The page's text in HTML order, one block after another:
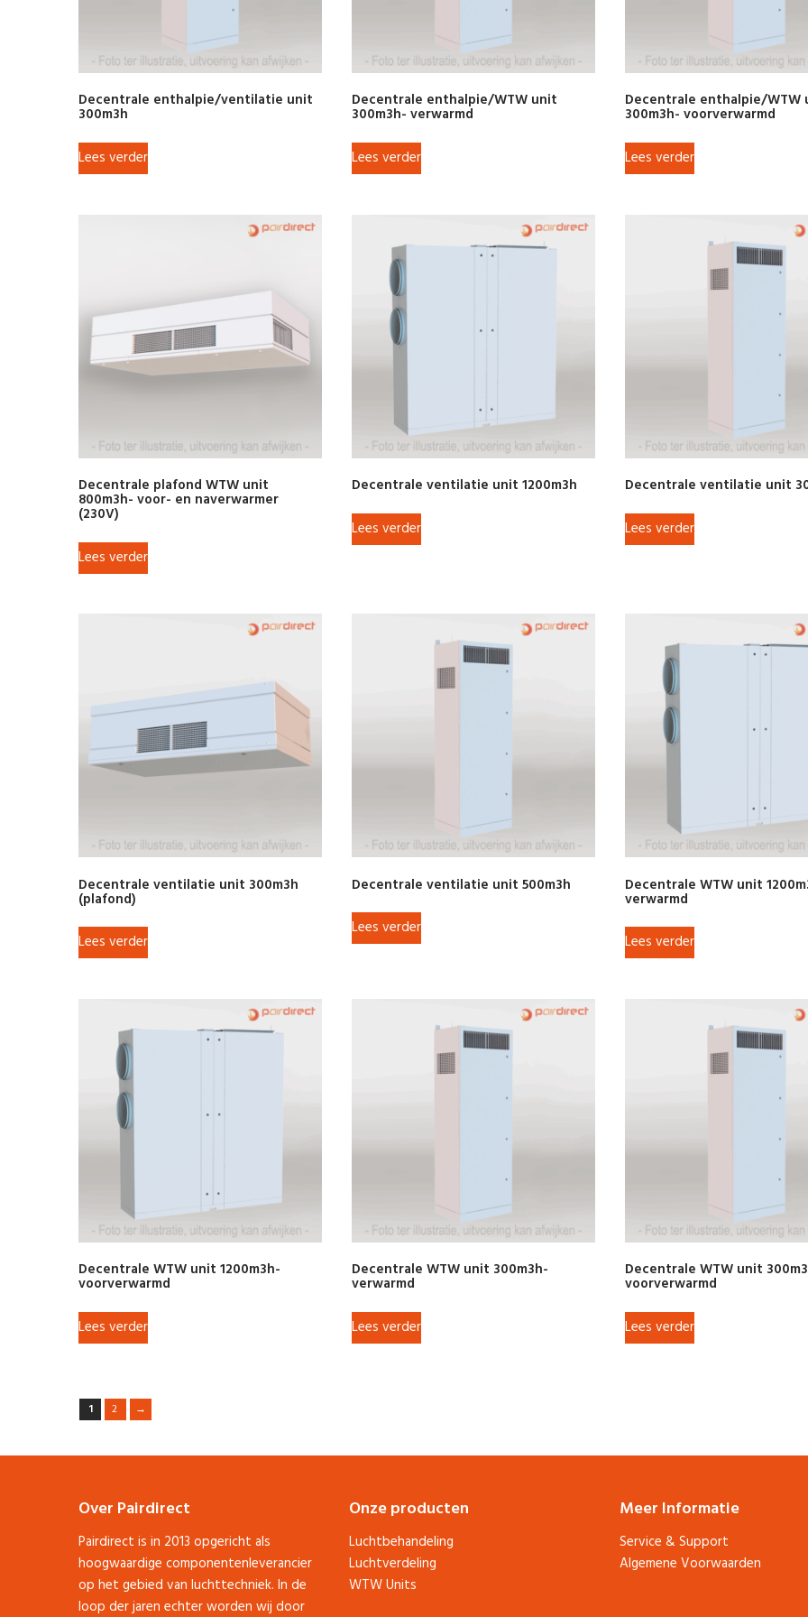
Decentrale enthalpie/ventilatie unit
300m3h
Lees verder
Decentrale enthalpie/WTW unit
300m3h- verwarmd
Lees verder
Decentrale enthalpie/WTW
300m3h- voorverwarmd
Lees verder
Decentrale plafond WTW unit
800m3h- voor- en naverwarmer
(230V)
Lees verder
Decentrale ventilatie unit 1200m3h
Lees verder
Decentrale ventilatie unit
Lees verder
Decentrale ventilatie unit 300m3h
(plafond)
Lees verder
Decentrale ventilatie unit 500m3h
Lees verder
Decentrale WTW unit
verwarmd
Lees verder
Decentrale WTW unit 1200m3h-
voorverwarmd
Lees verder
Decentrale WTW unit 300m3h-
verwarmd
Lees verder
Decentrale WTW unit
voorverwarmd
Lees verder
1 2 →
Over Pairdirect
Pairdirect is in 2013 opgericht als
hoogwaardige componentenleverancier
op het gebied van luchttechniek. In de
loop der jaren echter worden wij door
Onze producten
Luchtbehandeling
Luchtverdeling
WTW Units
Meer Informatie
Service & Support
Algemene Voorwaarden